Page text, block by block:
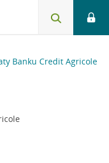
Banku Credit Agricole